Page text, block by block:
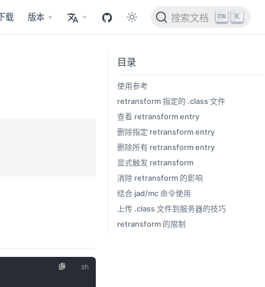
载 版本 搜索文档 K
目录
使用参考
retransform 指定的 .class 文件
查看 retransform entry
删除指定 retransform entry
删除所有 retransform entry
显式触发 retransform
消除 retransform 的影响
结合 jad/mc 命令使用
上传 .class 文件到服务器的技巧
retransform 的限制